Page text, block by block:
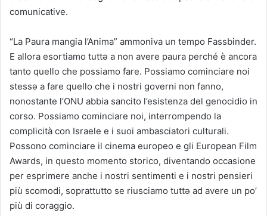
comunicative.
“La Paura mangia l’Anima” ammoniva un tempo Fassbinder.
E allora esortiamo tuttə a non avere paura perché è ancora
tanto quello che possiamo fare. Possiamo cominciare noi
stessə a fare quello che i nostri governi non fanno,
nonostante l’ONU abbia sancito l’esistenza del genocidio in
corso. Possiamo cominciare noi, interrompendo la
complicità con Israele e i suoi ambasciatori culturali.
Possono cominciare il cinema europeo e gli European Film
Awards, in questo momento storico, diventando occasione
per esprimere anche i nostri sentimenti e i nostri pensieri
più scomodi, soprattutto se riusciamo tuttə ad avere un po’
più di coraggio.